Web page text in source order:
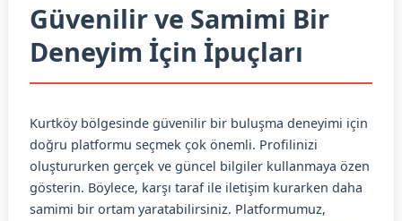
Güvenilir ve Samimi Bir
Deneyim İçin İpuçları
Kurtköy bölgesinde güvenilir bir buluşma deneyimi için
doğru platformu seçmek çok önemli. Profilinizi
oluştururken gerçek ve güncel bilgiler kullanmaya özen
gösterin. Böylece, karşı taraf ile iletişim kurarken daha
samimi bir ortam yaratabilirsiniz. Platformumuz,